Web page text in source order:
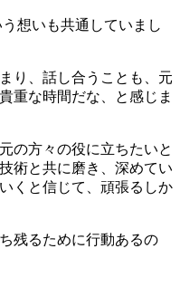
想いも共通していまし
り、話し合うことも、元
重な時間だな、と感じま
の方々の役に立ちたいと
術と共に磨き、深めてい
くと信じて、頑張るしか
残るために行動あるの